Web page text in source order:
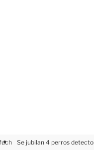
Se jubilan 4 perros